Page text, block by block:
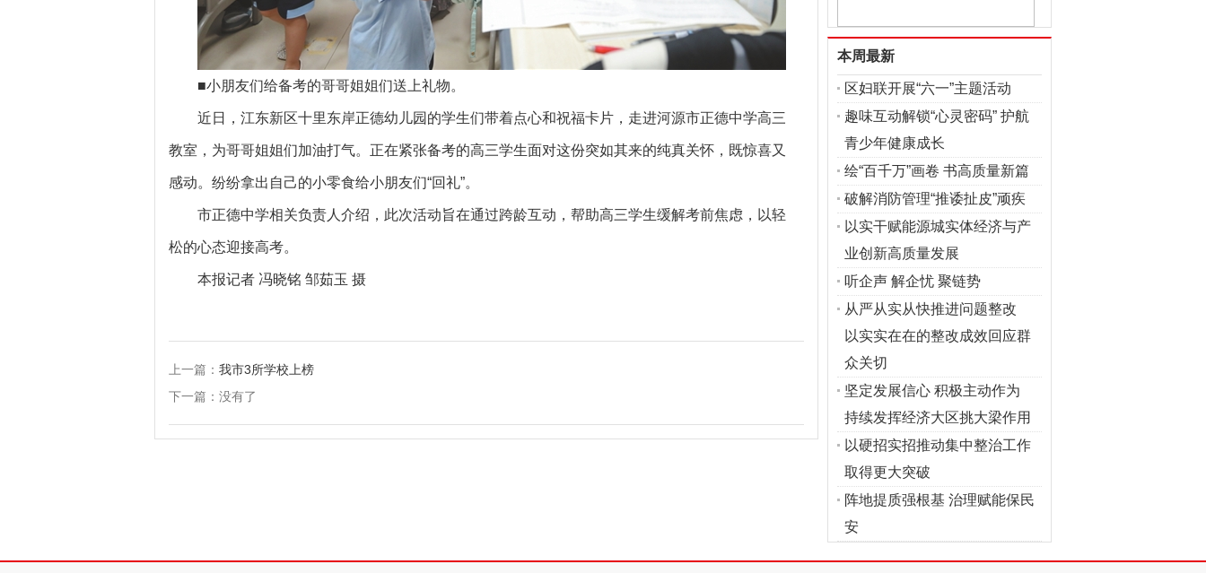
■小朋友们给备考的哥哥姐姐们送上礼物。
近日，江东新区十里东岸正德幼儿园的学生们带着点心和祝福卡片，走进河源市正德中学高三
教室，为哥哥姐姐们加油打气。正在紧张备考的高三学生面对这份突如其来的纯真关怀，既惊喜又
感动。纷纷拿出自己的小零食给小朋友们“回礼”。
市正德中学相关负责人介绍，此次活动旨在通过跨龄互动，帮助高三学生缓解考前焦虑，以轻
松的心态迎接高考。
本报记者 冯晓铭 邹茹玉 摄
上一篇： 我市3所学校上榜
下一篇：没有了
本周最新
区妇联开展“六一”主题活动
趣味互动解锁“心灵密码” 护航
青少年健康成长
绘“百千万”画卷 书高质量新篇
破解消防管理“推诿扯皮”顽疾
以实干赋能源城实体经济与产
业创新高质量发展
听企声 解企忧 聚链势
从严从实从快推进问题整改
以实实在在的整改成效回应群
众关切
坚定发展信心 积极主动作为
持续发挥经济大区挑大梁作用
以硬招实招推动集中整治工作
取得更大突破
阵地提质强根基 治理赋能保民
安